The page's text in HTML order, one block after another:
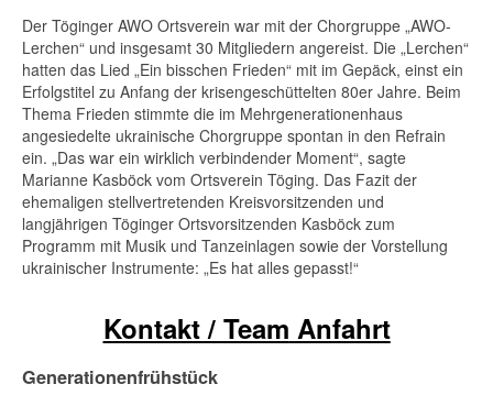
Der Töginger AWO Ortsverein war mit der Chorgruppe „AWO-
Lerchen“ und insgesamt 30 Mitgliedern angereist. Die „Lerchen“
hatten das Lied „Ein bisschen Frieden“ mit im Gepäck, einst ein
Erfolgstitel zu Anfang der krisengeschüttelten 80er Jahre. Beim
Thema Frieden stimmte die im Mehrgenerationenhaus
angesiedelte ukrainische Chorgruppe spontan in den Refrain
ein. „Das war ein wirklich verbindender Moment“, sagte
Marianne Kasböck vom Ortsverein Töging. Das Fazit der
ehemaligen stellvertretenden Kreisvorsitzenden und
langjährigen Töginger Ortsvorsitzenden Kasböck zum
Programm mit Musik und Tanzeinlagen sowie der Vorstellung
ukrainischer Instrumente: „Es hat alles gepasst!“
Kontakt / Team Anfahrt
Generationenfrühstück